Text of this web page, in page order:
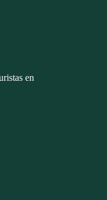
en